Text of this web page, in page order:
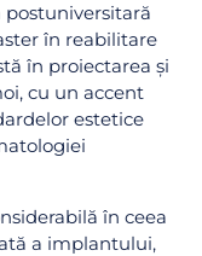
în reabilitare
în proiectarea și
cu un accent
estetice
în ceea
a implantului,